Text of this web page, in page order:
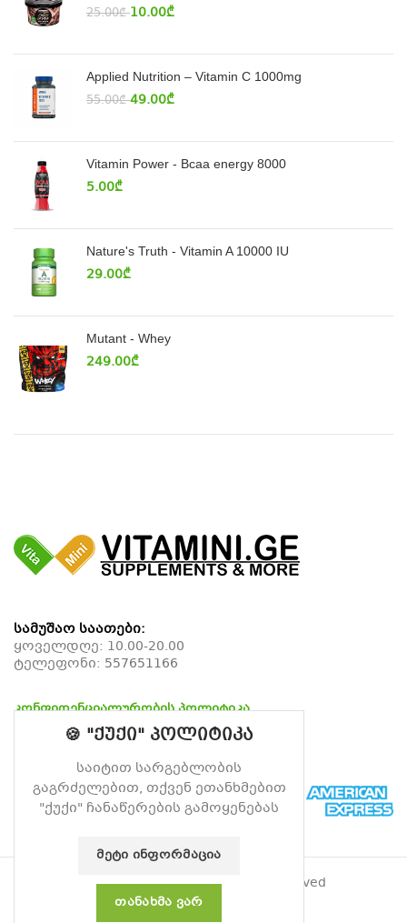
25.00₾ 10.00₾
Applied Nutrition – Vitamin C 1000mg
55.00₾ 49.00₾
Vitamin Power - Bcaa energy 8000
5.00₾
Nature's Truth - Vitamin A 10000 IU
29.00₾
Mutant - Whey
249.00₾
სამუშაო საათები:
ყოველდღე: 10.00-20.00
ტელეფონი: 557651166
კონფიდენციალურობის პოლიტიკა
დაბრუნების პოლიტიკა
მიწოდების პოლიტიკა
© 2026ვიტამინი. All rights reserved
🍪 "ქუქი" პოლიტიკა
საიტით სარგებლობის
გაგრძელებით, თქვენ ეთანხმებით
"ქუქი" ჩანაწერების გამოყენებას
ᲛᲔᲢᲘ ᲘᲜᲤᲝᲠᲛᲐᲪᲘᲐ
ᲗᲐᲜᲐᲮᲛᲐ ᲕᲐᲠ